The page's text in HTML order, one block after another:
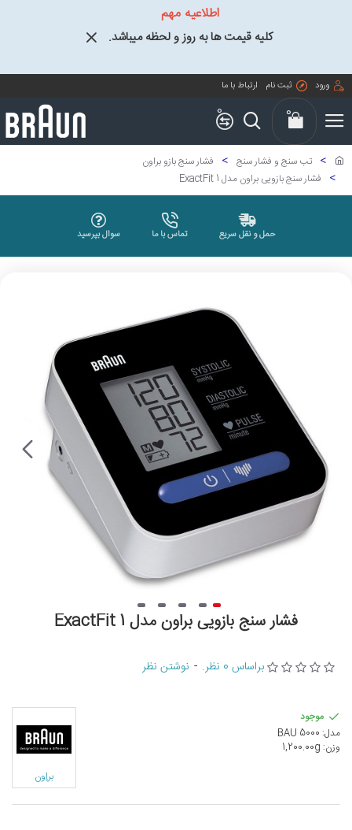
اطلاعیه مهم
کلیه قیمت ها به روز و لحظه میباشد.
ورود ثبت نام ارتباط با ما
0 0
تب سنج و فشار سنج
فشار سنج بازو براون
فشار سنج بازویی براون مدل ExactFit 1
حمل و نقل سریع تماس با ما سوال بپرسید
فشار سنج بازویی براون مدل ExactFit 1
موجود
مدل: BAU 5000
وزن: 1,200.00g
براون
براساس 0 نظر. - نوشتن نظر